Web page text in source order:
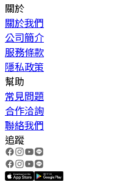
關於
關於我們
公司簡介
服務條款
隱私政策
幫助
常見問題
合作洽詢
聯絡我們
追蹤